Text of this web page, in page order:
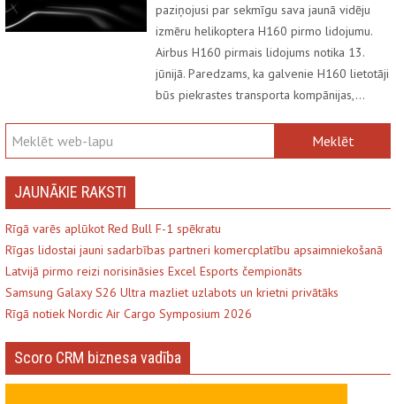
paziņojusi par sekmīgu sava jaunā vidēju
izmēru helikoptera H160 pirmo lidojumu.
Airbus H160 pirmais lidojums notika 13.
jūnijā. Paredzams, ka galvenie H160 lietotāji
būs piekrastes transporta kompānijas,…
JAUNĀKIE RAKSTI
Rīgā varēs aplūkot Red Bull F-1 spēkratu
Rīgas lidostai jauni sadarbības partneri komercplatību apsaimniekošanā
Latvijā pirmo reizi norisināsies Excel Esports čempionāts
Samsung Galaxy S26 Ultra mazliet uzlabots un krietni privātāks
Rīgā notiek Nordic Air Cargo Symposium 2026
Scoro CRM biznesa vadība